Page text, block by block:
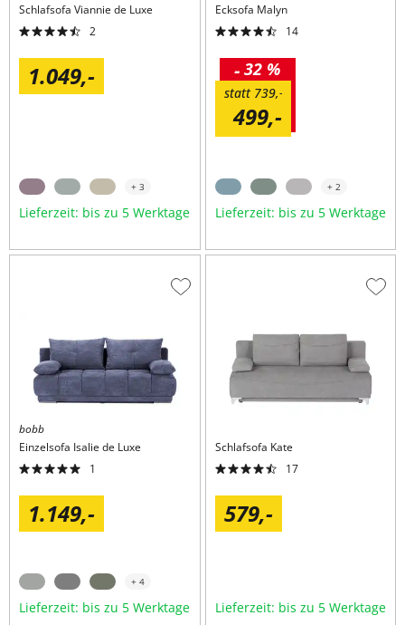
Schlafsofa Viannie de Luxe
2
1.049,-
+ 3
Lieferzeit: bis zu 5 Werktage
Ecksofa Malyn
14
739,-
statt
499,-
32 %
-
+ 2
Lieferzeit: bis zu 5 Werktage
bobb
Einzelsofa Isalie de Luxe
1
1.149,-
+ 4
Zur
Lieferzeit: bis zu 5 Werktage
Schlafsofa Kate
17
579,-
Zur
Lieferzeit: bis zu 5 Werktage